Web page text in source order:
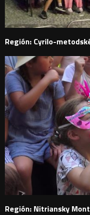
Región: Cyrilo-
Región: Nitriansky